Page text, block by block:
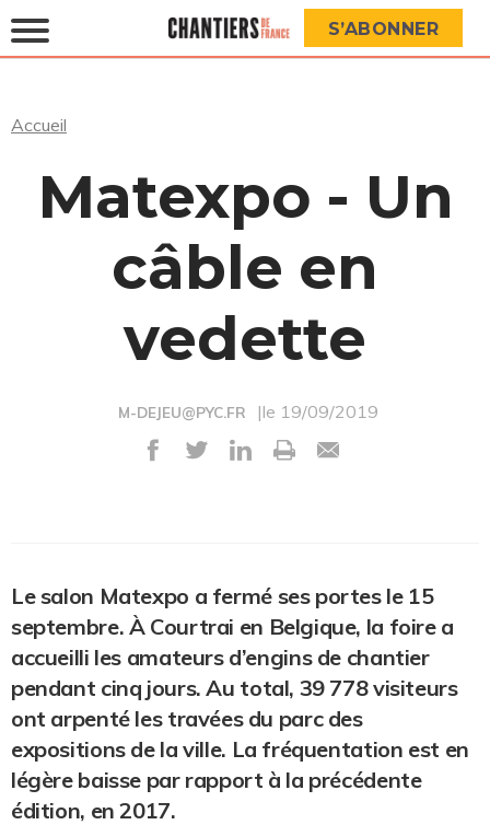
S’ABONNER
Accueil
Matexpo - Un
câble en
vedette
M-DEJEU@PYC.FR |le 19/09/2019
Le salon Matexpo a fermé ses portes le 15
septembre. À Courtrai en Belgique, la foire a
accueilli les amateurs d’engins de chantier
pendant cinq jours. Au total, 39 778 visiteurs
ont arpenté les travées du parc des
expositions de la ville. La fréquentation est en
légère baisse par rapport à la précédente
édition, en 2017.